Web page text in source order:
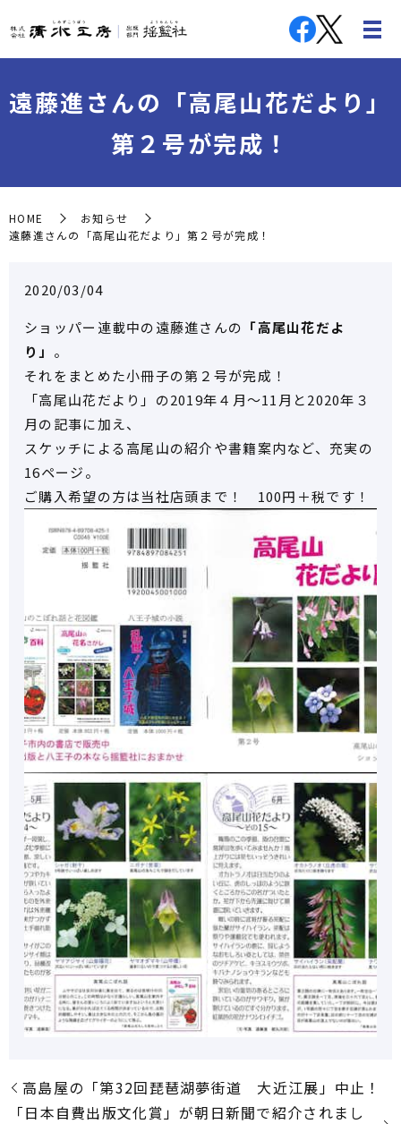
遠藤進さんの「高尾山花だより」
第２号が完成！
HOME
お知らせ
遠藤進さんの「高尾山花だより」第２号が完成！
2020/03/04
ショッパー連載中の遠藤進さんの 「高尾山花だよ
り」 。
それをまとめた小冊子の第２号が完成！
「高尾山花だより」の2019年４月～11月と2020年３
月の記事に加え、
スケッチによる高尾山の紹介や書籍案内など、充実の
16ページ。
ご購入希望の方は当社店頭まで！ 100円＋税です！
高島屋の「第32回琵琶湖夢街道 大近江展」中止！
「日本自費出版文化賞」が朝日新聞で紹介されまし